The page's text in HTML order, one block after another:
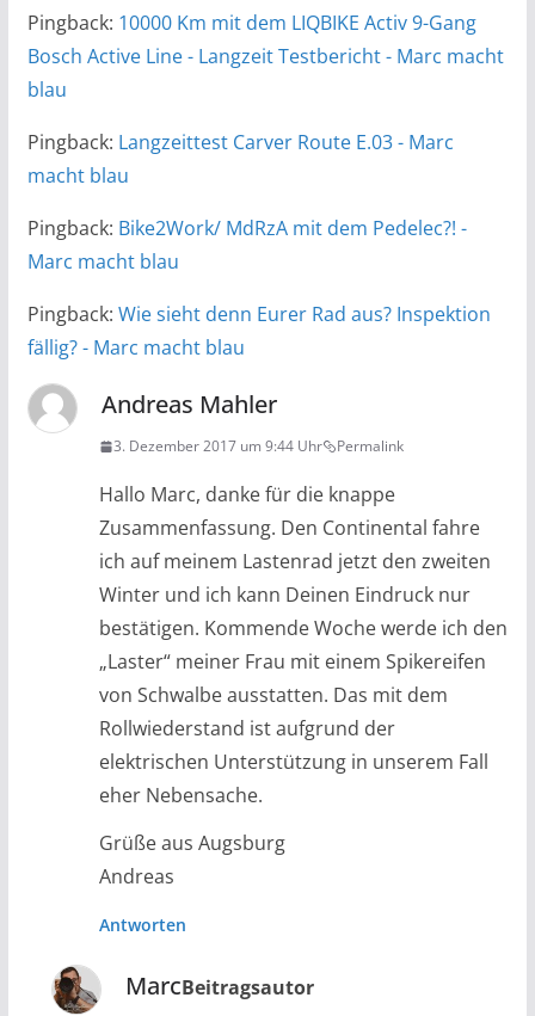
Pingback: 10000 Km mit dem LIQBIKE Activ 9-Gang
Bosch Active Line - Langzeit Testbericht - Marc macht
blau
Pingback: Langzeittest Carver Route E.03 - Marc
macht blau
Pingback: Bike2Work/ MdRzA mit dem Pedelec?! -
Marc macht blau
Pingback: Wie sieht denn Eurer Rad aus? Inspektion
fällig? - Marc macht blau
Andreas Mahler
3. Dezember 2017 um 9:44 Uhr Permalink
Hallo Marc, danke für die knappe
Zusammenfassung. Den Continental fahre
ich auf meinem Lastenrad jetzt den zweiten
Winter und ich kann Deinen Eindruck nur
bestätigen. Kommende Woche werde ich den
„Laster“ meiner Frau mit einem Spikereifen
von Schwalbe ausstatten. Das mit dem
Rollwiederstand ist aufgrund der
elektrischen Unterstützung in unserem Fall
eher Nebensache.
Grüße aus Augsburg
Andreas
Antworten
MarcBeitragsautor